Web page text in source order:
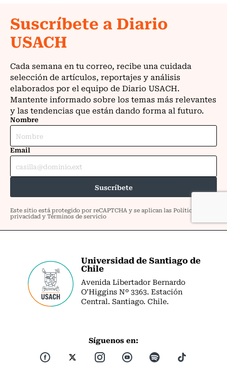
Universidad de Santiago de
Chile
Avenida Libertador Bernardo
O’Higgins Nº 3363. Estación
Central. Santiago. Chile.
Síguenos en: